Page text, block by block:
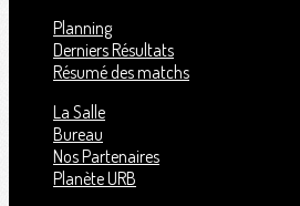
Planning
Derniers Résultats
Résumé des matchs
La Salle
Bureau
Nos Partenaires
Planète URB